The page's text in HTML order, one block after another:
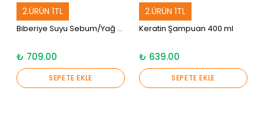
2.ÜRÜN 1TL
Biberiye Suyu Sebum/Yağ Dengeleyici ve Güçlendirici Saç Toniği Saf ve Doğal 100 Ml
₺ 709.00
SEPETE EKLE
2.ÜRÜN 1TL
Keratin Şampuan 400 ml
₺ 639.00
SEPETE EKLE